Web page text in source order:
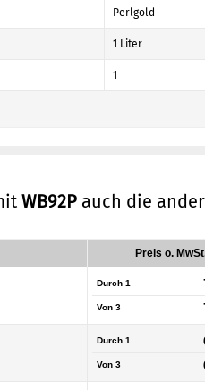
Perlgold
1 Liter
1
WB92P auch die
Preis o.
Durch 1
Von 3
Durch 1
Von 3